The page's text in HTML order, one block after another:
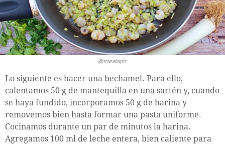
@traselapiz
Lo siguiente es hacer una bechamel. Para ello,
calentamos 50 g de mantequilla en una sartén y, cuando
se haya fundido, incorporamos 50 g de harina y
removemos bien hasta formar una pasta uniforme.
Cocinamos durante un par de minutos la harina.
Agregamos 100 ml de leche entera, bien caliente para